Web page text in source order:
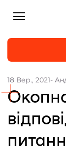
Репортажі
Статті
Інтерв’ю
Особисто
18 Вер., 2021-